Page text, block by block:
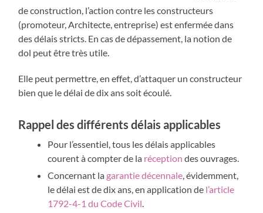
de construction, l’action contre les constructeurs
(promoteur, Architecte, entreprise) est enfermée dans
des délais stricts. En cas de dépassement, la notion de
dol peut être très utile.
Elle peut permettre, en effet, d’attaquer un constructeur
bien que le délai de dix ans soit écoulé.
Rappel des différents délais applicables
Pour l’essentiel, tous les délais applicables
courent à compter de la réception des ouvrages.
Concernant la garantie décennale , évidemment,
le délai est de dix ans, en application de l’article
1792-4-1 du Code Civil